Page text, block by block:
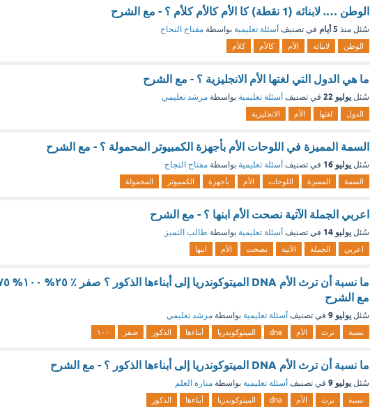
الوطن …. لابنائه (1 نقطة) كا الأم كالأم كلأم ؟ - مع الشرح
سُئل منذ 5 أيام في تصنيف أسئلة تعليمية بواسطة مفتاح النجاح
الوطن لابنائه الأم كالأم كلأم
ما هي الدول التي لغتها الأم الانجليزية ؟ - مع الشرح
سُئل يوليو 22 في تصنيف أسئلة تعليمية بواسطة مرشد تعليمي
الدول لغتها الأم الانجليزية
السمة المميزة في اللوحات الأم بأجهزة الكمبيوتر المحمولة ؟ - مع الشرح
سُئل يوليو 16 في تصنيف أسئلة تعليمية بواسطة مفتاح النجاح
السمة المميزة اللوحات الأم بأجهزة الكمبيوتر المحمولة
اعربي الجملة الآتية نصحت الأم ابنها ؟ - مع الشرح
سُئل يوليو 14 في تصنيف أسئلة تعليمية بواسطة طالب التميز
اعربي الجملة الآتية نصحت الأم ابنها
مع الشرح
سُئل يوليو 9 في تصنيف أسئلة تعليمية بواسطة مرشد تعليمي
نسبة ترث الأم dna الميتوكوندريا أبناءها الذكور صفر ١٠٠
ما نسبة أن ترث الأم DNA الميتوكوندريا إلى أبناءها الذكور ؟ - مع الشرح
سُئل يوليو 9 في تصنيف أسئلة تعليمية بواسطة منارة العلم
نسبة ترث الأم dna الميتوكوندريا أبناءها الذكور